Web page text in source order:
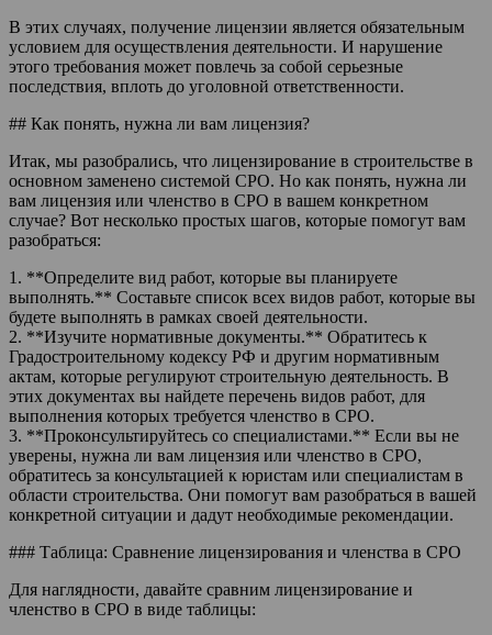
В этих случаях, получение лицензии является обязательным
условием для осуществления деятельности. И нарушение
этого требования может повлечь за собой серьезные
последствия, вплоть до уголовной ответственности.
## Как понять, нужна ли вам лицензия?
Итак, мы разобрались, что лицензирование в строительстве в
основном заменено системой СРО. Но как понять, нужна ли
вам лицензия или членство в СРО в вашем конкретном
случае? Вот несколько простых шагов, которые помогут вам
разобраться:
1. **Определите вид работ, которые вы планируете
выполнять.** Составьте список всех видов работ, которые вы
будете выполнять в рамках своей деятельности.
2. **Изучите нормативные документы.** Обратитесь к
Градостроительному кодексу РФ и другим нормативным
актам, которые регулируют строительную деятельность. В
этих документах вы найдете перечень видов работ, для
выполнения которых требуется членство в СРО.
3. **Проконсультируйтесь со специалистами.** Если вы не
уверены, нужна ли вам лицензия или членство в СРО,
обратитесь за консультацией к юристам или специалистам в
области строительства. Они помогут вам разобраться в вашей
конкретной ситуации и дадут необходимые рекомендации.
### Таблица: Сравнение лицензирования и членства в СРО
Для наглядности, давайте сравним лицензирование и
членство в СРО в виде таблицы: